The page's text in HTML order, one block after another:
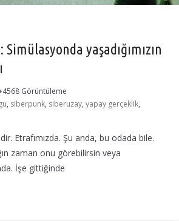
yaşadığımızın
4568 Görüntüleme
, siberpunk, siberuzay, yapay gerçeklik,
Etrafımızda. Şu anda, bu odada bile.
zaman onu görebilirsin veya
İşe gittiğinde